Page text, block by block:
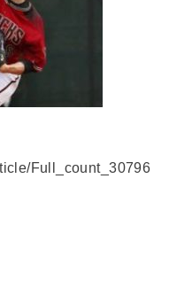
Full_count_30796